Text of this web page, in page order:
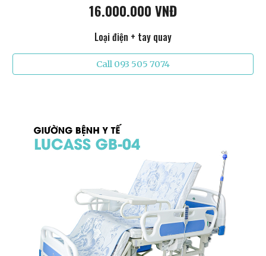
16.000.000 VNĐ
Loại điện + tay quay
Call 093 505 7074